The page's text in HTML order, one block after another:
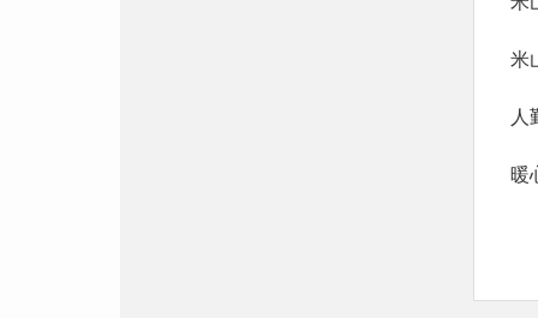
米
人
暖